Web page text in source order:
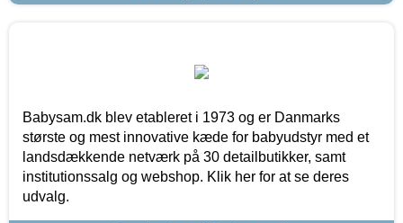
Babysam.dk blev etableret i 1973 og er Danmarks
største og mest innovative kæde for babyudstyr med et
landsdækkende netværk på 30 detailbutikker, samt
institutionssalg og webshop. Klik her for at se deres
udvalg.